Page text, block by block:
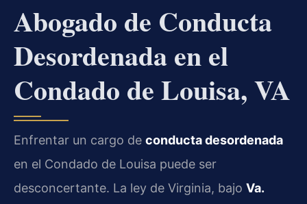
Abogado de Conducta
Desordenada en el
Condado de Louisa, VA
Enfrentar un cargo de conducta desordenada
en el Condado de Louisa puede ser
desconcertante. La ley de Virginia, bajo Va.